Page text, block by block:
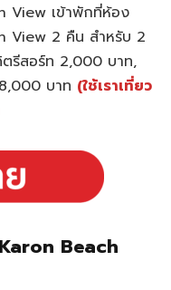
View เข้าพักที่ห้อง
View 2 คืน สำหรับ 2
ตรีสอร์ท 2,000 บาท,
บาท (ใช้เราเที่ยว
Beach